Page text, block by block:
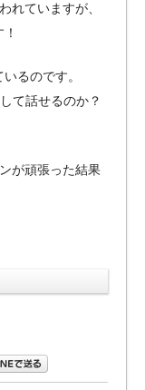
れていますが、
るのです。
て話せるのか？
が頑張った結果